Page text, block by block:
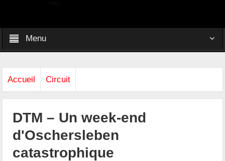
Menu
Accueil Circuit
DTM – Un week-end
d'Oschersleben
catastrophique